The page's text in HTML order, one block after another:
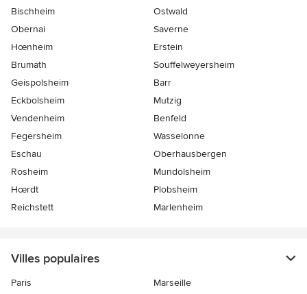
Bischheim
Ostwald
Obernai
Saverne
Hœnheim
Erstein
Brumath
Souffelweyersheim
Geispolsheim
Barr
Eckbolsheim
Mutzig
Vendenheim
Benfeld
Fegersheim
Wasselonne
Eschau
Oberhausbergen
Rosheim
Mundolsheim
Hœrdt
Plobsheim
Reichstett
Marlenheim
Villes populaires
Paris
Marseille